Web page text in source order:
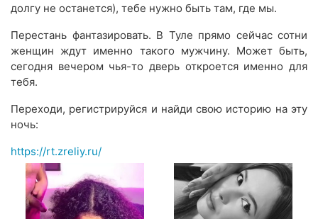
долгу не останется), тебе нужно быть там, где мы.
Перестань фантазировать. В Туле прямо сейчас сотни
женщин ждут именно такого мужчину. Может быть,
сегодня вечером чья-то дверь откроется именно для
тебя.
Переходи, регистрируйся и найди свою историю на эту
ночь:
https://rt.zreliy.ru/